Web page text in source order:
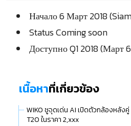
Начало 6 Март 2018
Status Coming soon
Доступно Q1 2018 (Март
เนื้อหาที่เกี่ยวข้อง
WIKO ชูจุดเด่น AI เปิดตัวกล้องหลัง
T20 ในราคา 2,xxx